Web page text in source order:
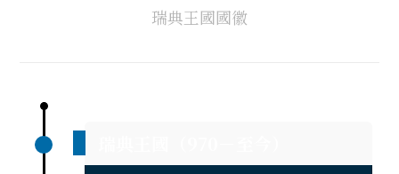
瑞典王國國徽